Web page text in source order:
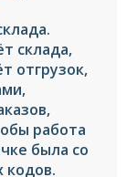
склада,
отгрузок,
работа
была со
кодов.